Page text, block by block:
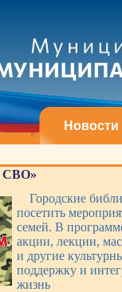
Новости
СВО»
Городские
посетить
семей. В
акции, лекции,
и другие
поддержку и
жизнь